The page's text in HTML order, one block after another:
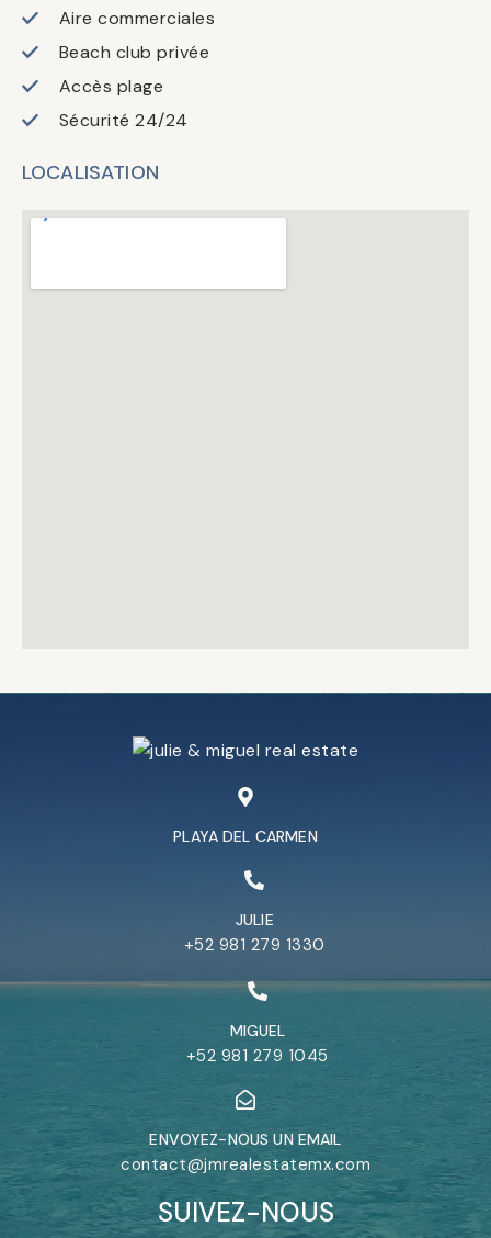
Aire commerciales
Beach club privée
Accès plage
Sécurité 24/24
LOCALISATION
PLAYA DEL CARMEN
JULIE
+52 981 279 1330
MIGUEL
+52 981 279 1045
ENVOYEZ-NOUS UN EMAIL
contact@jmrealestatemx.com
SUIVEZ-NOUS